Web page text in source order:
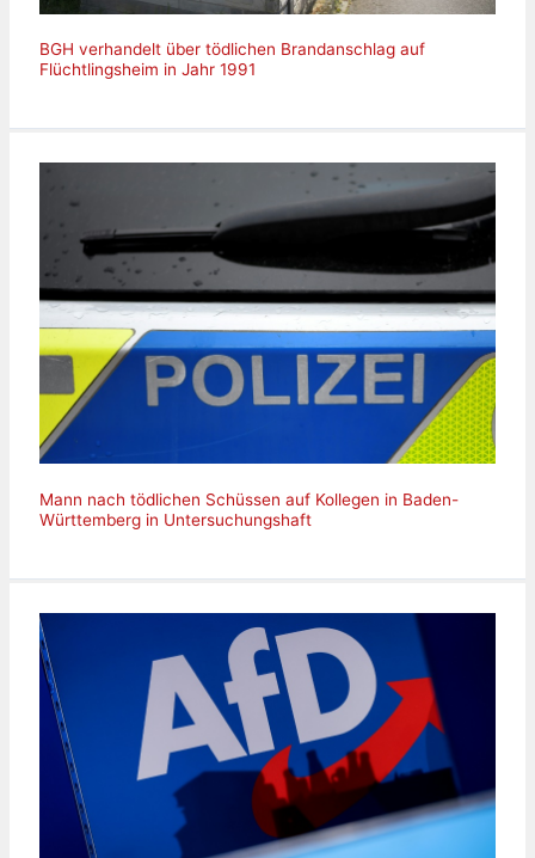
BGH verhandelt über tödlichen Brandanschlag auf
Flüchtlingsheim in Jahr 1991
Mann nach tödlichen Schüssen auf Kollegen in Baden-
Württemberg in Untersuchungshaft